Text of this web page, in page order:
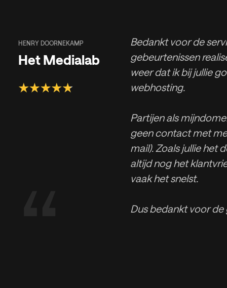
HENRY DOORNEKAMP
Het Medialab
Bedankt voor de
gebeurtenissen
weer dat ik bij jullie
webhosting.
Partijen als
geen contact met
mail). Zoals jullie het
altijd nog het
vaak het snelst.
Dus bedankt voor